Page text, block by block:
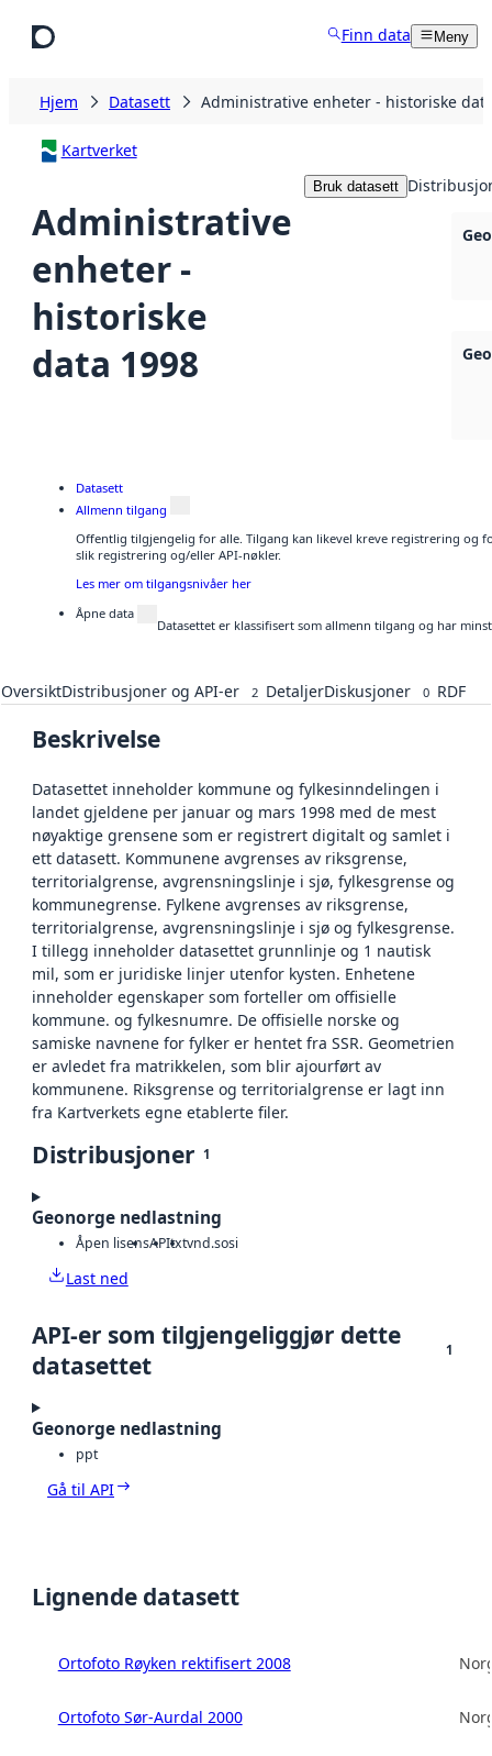
Finn data Meny
Hjem Datasett Administrative enheter - historiske
Kartverket
Administrative
enheter -
historiske
data 1998
Bruk datasett
Datasett
Allmenn tilgang
Offentlig tilgjengelig for alle. Tilgang kan likevel kreve registrering og
slik registrering og/eller API-nøkler.
Les mer om tilgangsnivåer her
Åpne data
Datasettet er klassifisert som allmenn tilgang og har
OversiktDistribusjoner og API-er 2 DetaljerDiskusjoner 0 RDF
Beskrivelse
Datasettet inneholder kommune og fylkesinndelingen i
landet gjeldene per januar og mars 1998 med de mest
nøyaktige grensene som er registrert digitalt og samlet i
ett datasett. Kommunene avgrenses av riksgrense,
territorialgrense, avgrensningslinje i sjø, fylkesgrense og
kommunegrense. Fylkene avgrenses av riksgrense,
territorialgrense, avgrensningslinje i sjø og fylkesgrense.
I tillegg inneholder datasettet grunnlinje og 1 nautisk
mil, som er juridiske linjer utenfor kysten. Enhetene
inneholder egenskaper som forteller om offisielle
kommune. og fylkesnumre. De offisielle norske og
samiske navnene for fylker er hentet fra SSR. Geometrien
er avledet fra matrikkelen, som blir ajourført av
kommunene. Riksgrense og territorialgrense er lagt inn
fra Kartverkets egne etablerte filer.
Distribusjoner 1
Geonorge nedlastning
Åpen lisensAPItxtvnd.sosi
Last ned
API-er som tilgjengeliggjør dette
datasettet
1
Geonorge nedlastning
ppt
Gå til API
Lignende datasett
Ortofoto Røyken rektifisert 2008
Ortofoto Sør-Aurdal 2000